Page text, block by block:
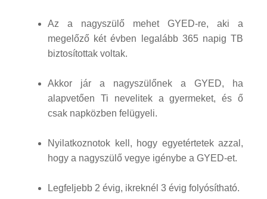
Az a nagyszülő mehet GYED-re, aki a
megelőző két évben legalább 365 napig TB
biztosítottak voltak.
Akkor jár a nagyszülőnek a GYED, ha
alapvetően Ti nevelitek a gyermeket, és ő
csak napközben felügyeli.
Nyilatkoznotok kell, hogy egyetértetek azzal,
hogy a nagyszülő vegye igénybe a GYED-et.
Legfeljebb 2 évig, ikreknél 3 évig folyósítható.